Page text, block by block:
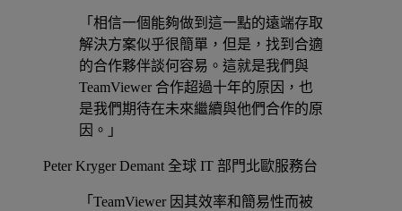
「相信一個能夠做到這一點的遠端存取
解決方案似乎很簡單，但是，找到合適
的合作夥伴談何容易。這就是我們與
TeamViewer 合作超過十年的原因，也
是我們期待在未來繼續與他們合作的原
因。」
Peter Kryger Demant 全球 IT 部門北歐服務台
「TeamViewer 因其效率和簡易性而被